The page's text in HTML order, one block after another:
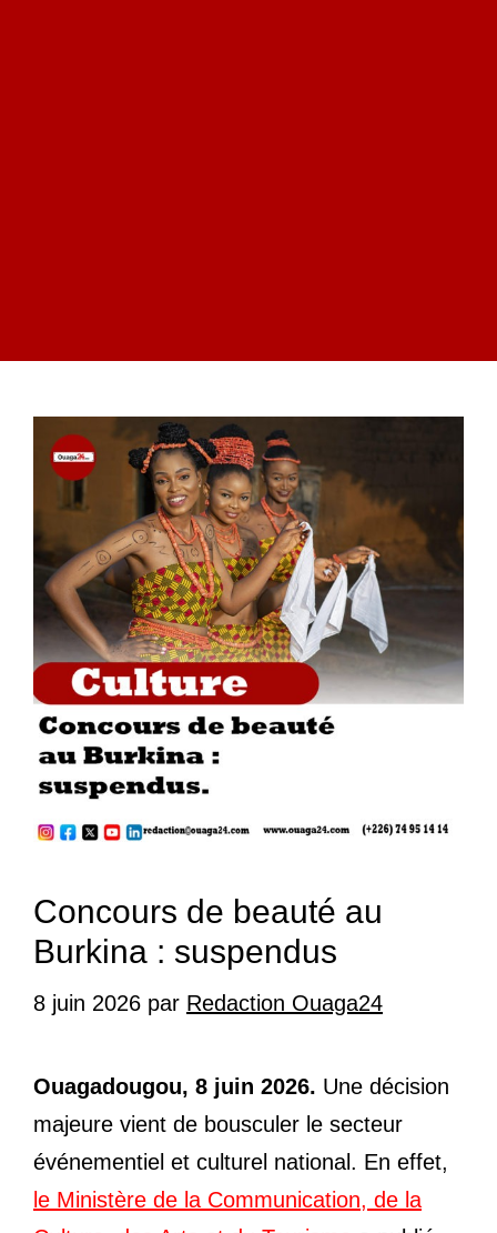
Concours de beauté au
Burkina : suspendus
8 juin 2026 par Redaction Ouaga24
Ouagadougou, 8 juin 2026. Une décision
majeure vient de bousculer le secteur
événementiel et culturel national. En effet,
le Ministère de la Communication, de la